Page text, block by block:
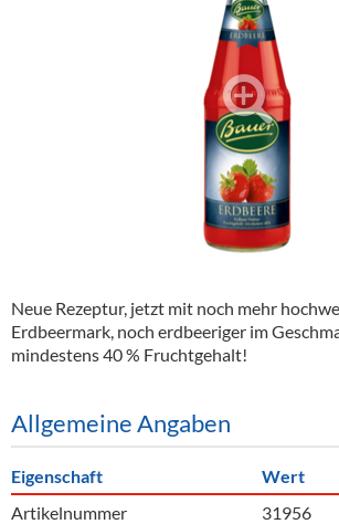
Neue Rezeptur, jetzt mit noch mehr
Erdbeermark, noch erdbeeriger im
mindestens 40 % Fruchtgehalt!
Allgemeine Angaben
Eigenschaft
Wert
Artikelnummer
31956